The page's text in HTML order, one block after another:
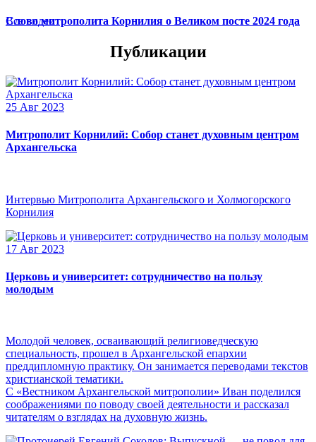
Слово митрополита Корнилия о Великом посте 2024 года
Все видео
Публикации
25 Авг 2023
Митрополит Корнилий: Собор станет духовным центром
Архангельска
Интервью Митрополита Архангельского и Холмогорского
Корнилия
17 Авг 2023
Церковь и университет: сотрудничество на пользу
молодым
Молодой человек, осваивающий религиоведческую
специальность, прошел в Архангельской епархии
преддипломную практику. Он занимается переводами текстов
христианской тематики.
С «Вестником Архангельской митрополии» Иван поделился
соображениями по поводу своей деятельности и рассказал
читателям о взглядах на духовную жизнь.